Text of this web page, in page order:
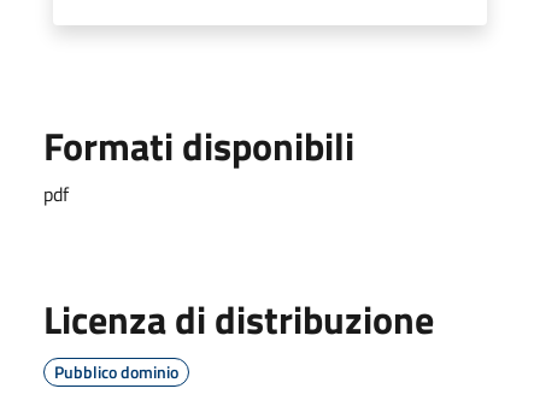
Formati disponibili
pdf
Licenza di distribuzione
Pubblico dominio